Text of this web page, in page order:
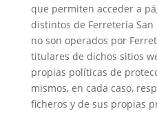
que permiten acceder a
distintos de Ferretería
no son operados por
titulares de dichos sitios
propias políticas de
mismos, en cada caso,
ficheros y de sus propias